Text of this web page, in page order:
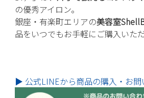
の優秀アイロン。
銀座・有楽町エリアの美容室
品をいつでもお手軽にご購入いただ
▶ 公式LINEから商品の購入・お問